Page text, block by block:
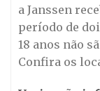
a Janssen
período de
18 anos não
Confira os